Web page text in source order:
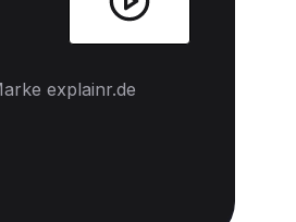
explainr.de